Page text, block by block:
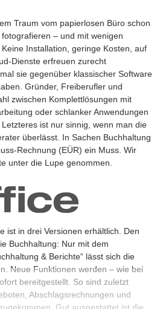
Traum vom papierlosen Büro schon
– und mit wenigen
In­stallation, geringe Kosten, auf
Dienste erfreuen zurecht
sie gegenüber klassischer Software
Gründer, Freiberufler und
zwischen Komplettlösungen mit
oder schlanker Anwendungen
ist nur sinnig, wenn man die
überlässt. In Sachen Buchhaltung
Rechnung (EÜR) ein Muss. Wir
unter die Lupe genommen.
ist in drei Versionen erhältlich. Den
Buchhaltung: Nur mit dem
& Berichte“ lässt sich die
Neue Funktionen werden – wie bei
bereitgestellt. So sind zuletzt
Abschlagsrechnungen und